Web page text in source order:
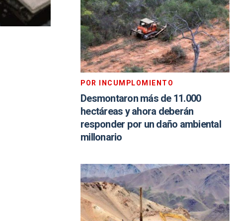
POR INCUMPLOMIENTO
Desmontaron más de 11.000
hectáreas y ahora deberán
responder por un daño ambiental
millonario